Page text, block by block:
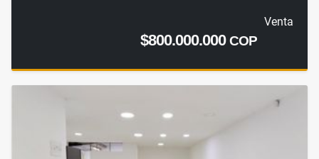
Venta
$800.000.000COP